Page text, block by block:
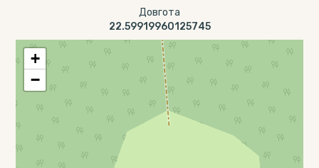
Довгота
22.59919960125745
+
−